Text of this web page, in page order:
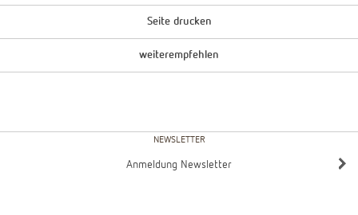
Seite drucken
weiterempfehlen
NEWSLETTER
Anmeldung Newsletter